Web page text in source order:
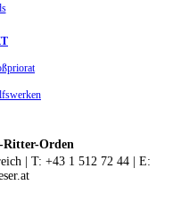
Ritter-Orden
| T: +43 1 512 72 44 | E: